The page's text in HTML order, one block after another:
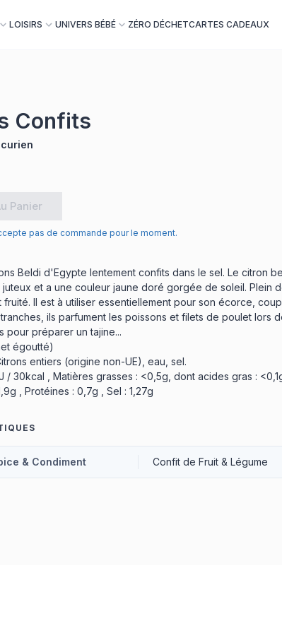
LOISIRS UNIVERS BÉBÉ ZÉRO DÉCHETCARTES CADEAUX
Confits
Panier
pas de commande pour le moment.
Beldi d'Egypte lentement confits dans le sel. Le citron
et a une couleur jaune doré gorgée de soleil. Plein
fruité. Il est à utiliser essentiellement pour son écorce,
ils parfument les poissons et filets de poulet lors
pour préparer un tajine...
égoutté)
entiers (origine non-UE), eau, sel.
/ 30kcal , Matières grasses : <0,5g, dont acides gras :
, Protéines : 0,7g , Sel : 1,27g
& Condiment Confit de Fruit & Légume